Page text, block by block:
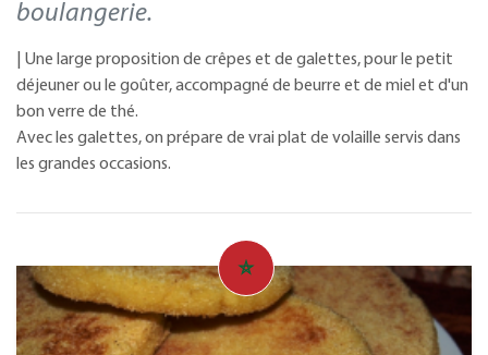
boulangerie.
| Une large proposition de crêpes et de galettes, pour le petit
déjeuner ou le goûter, accompagné de beurre et de miel et d'un
bon verre de thé.
Avec les galettes, on prépare de vrai plat de volaille servis dans
les grandes occasions.